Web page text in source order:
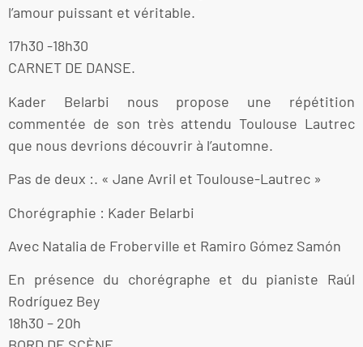
l’amour puissant et véritable.
17h30 -18h30
CARNET DE DANSE.
Kader Belarbi nous propose une répétition
commentée de son très attendu Toulouse Lautrec
que nous devrions découvrir à l’automne.
Pas de deux :. « Jane Avril et Toulouse-Lautrec »
Chorégraphie : Kader Belarbi
Avec Natalia de Froberville et Ramiro Gómez Samón
En présence du chorégraphe et du pianiste Raúl
Rodríguez Bey
18h30 – 20h